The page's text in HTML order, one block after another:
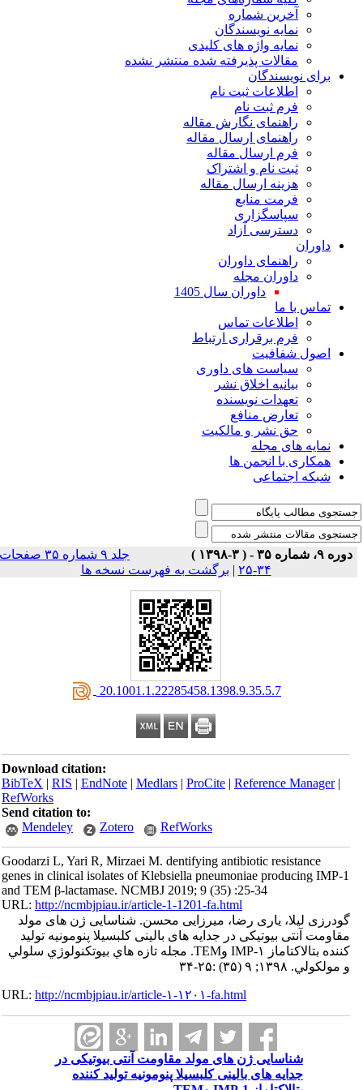
شماره
نویسندگان
واژه های کلیدی
پذیرفته شده منتشر نشده
ثبت نام
نگارش مقاله
ارسال مقاله
ارسال مقاله
نام و اشتراک
ارسال مقاله
آزاد
داوران
مجله
داوران سال 1405
تماس
برقراری ارتباط
های داوری
اخلاق نشر
نویسنده
منافع
نشر و مالکیت
مجله
انجمن ها
جلد ۹ شماره ۳۵ صفحات
برگشت به فهرست نسخه ها
‎ 20.1001.1.22285458.1398.9.35.5.7
Download citation:
BibTeX| RIS|EndNote|Medlars|ProCite|
Send citation to:
Mendeley
Zotero
Goodarzi L, Yari R, Mirzaei M. dentifying antibiotic
genes in clinical isolates of Klebsiella pneumoniae
and TEM β-lactamase. NCMBJ 2019; 9 (35) :25-34
URL:http://ncmbjpiau.ir/article-1-1201-fa.html
یاری رضا، میرزایی محسن. شناسایی ژن های مولد
در جدایه های بالینی کلبسیلا پنومونیه تولید
کننده بتالاکتاماز IMP-۱ وTEM. مجله تازه هاي بيوتكنولوژي سلولي
URL:http://ncmbjpiau.ir/article-۱-۱۲۰۱-fa.html
ژن های مولد مقاومت آنتی بیوتیکی در
های بالینی کلبسیلا پنومونیه تولید کننده